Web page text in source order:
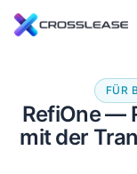
FÜR
RefiOne —
mit der